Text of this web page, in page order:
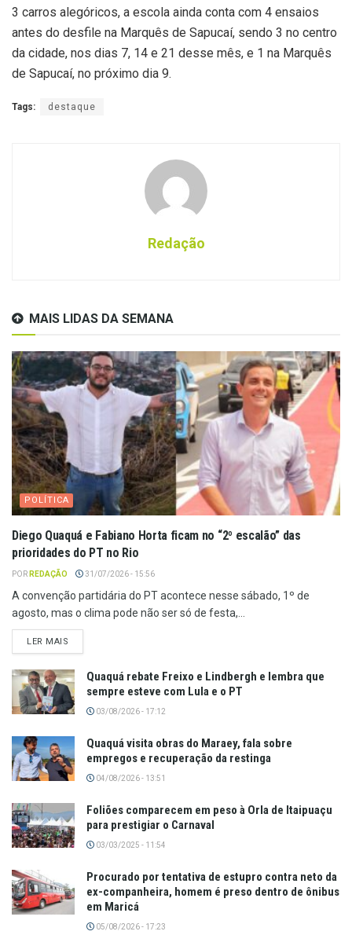
3 carros alegóricos, a escola ainda conta com 4 ensaios
antes do desfile na Marquês de Sapucaí, sendo 3 no centro
da cidade, nos dias 7, 14 e 21 desse mês, e 1 na Marquês
de Sapucaí, no próximo dia 9.
Tags: destaque
Redação
MAIS LIDAS DA SEMANA
POLÍTICA
Diego Quaquá e Fabiano Horta ficam no “2º escalão” das
prioridades do PT no Rio
POR REDAÇÃO 31/07/2026 - 15:56
A convenção partidária do PT acontece nesse sábado, 1º de
agosto, mas o clima pode não ser só de festa,...
LER MAIS
Quaquá rebate Freixo e Lindbergh e lembra que
sempre esteve com Lula e o PT
03/08/2026 - 17:12
Quaquá visita obras do Maraey, fala sobre
empregos e recuperação da restinga
04/08/2026 - 13:51
Foliões comparecem em peso à Orla de Itaipuaçu
para prestigiar o Carnaval
03/03/2025 - 11:54
Procurado por tentativa de estupro contra neto da
ex-companheira, homem é preso dentro de ônibus
em Maricá
05/08/2026 - 17:23